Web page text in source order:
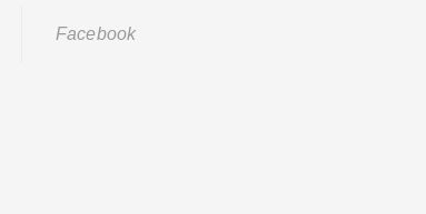
Facebook